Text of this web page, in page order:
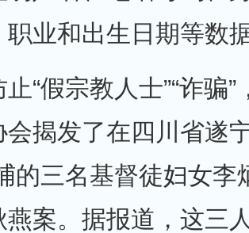
职业和出生日期等数
“假宗教人士”“诈骗
会揭发了在四川省遂
的三名基督徒妇女李
燕案。据报道，这三